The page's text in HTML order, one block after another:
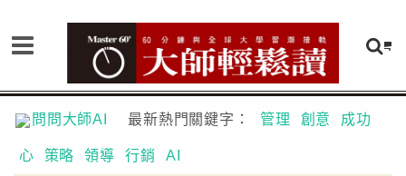
問問大師AI 最新熱門關鍵字： 管理 創意 成功
心 策略 領導 行銷 AI